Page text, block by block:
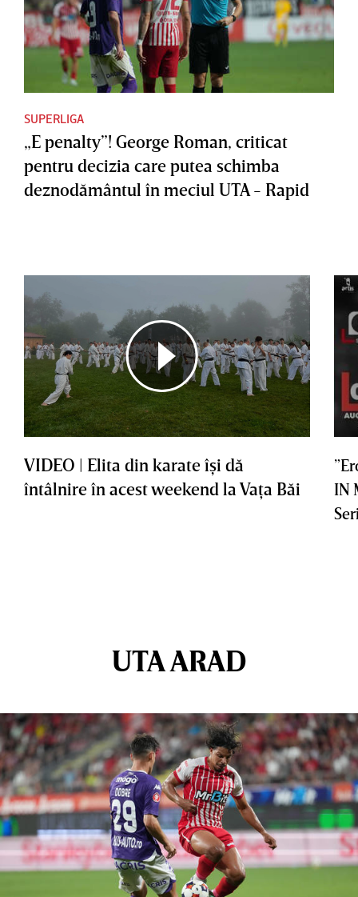
SUPERLIGA
„E penalty”! George Roman, criticat
pentru decizia care putea schimba
deznodământul în meciul UTA - Rapid
VIDEO | Elita din karate îşi dă
întâlnire în acest weekend la Vaţa Băi
IN
UTA ARAD